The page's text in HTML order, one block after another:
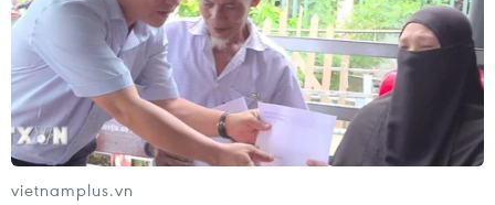
TIN CÙNG CHUYÊN MỤC
Cảnh sát giao thông triển khai chiến
dịch nâng cao kỹ năng lái xe môtô, xe
gắn máy
vietnamplus.vn